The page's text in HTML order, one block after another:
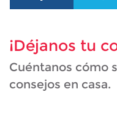
¡Déjanos tu
Cuéntanos cómo
consejos en casa.